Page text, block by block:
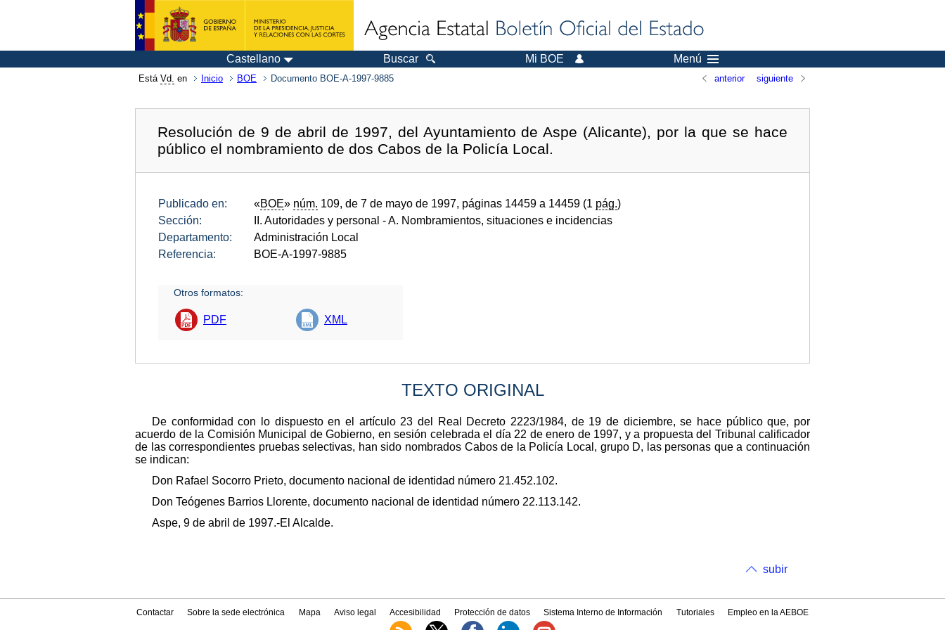
Castellano Buscar Mi BOE Menú
Está Vd. en Inicio BOE Documento BOE-A-1997-9885 anterior siguiente
Resolución de 9 de abril de 1997, del Ayuntamiento de Aspe (Alicante), por la que se hace
público el nombramiento de dos Cabos de la Policía Local.
Publicado en: «BOE» núm. 109, de 7 de mayo de 1997, páginas 14459 a 14459 (1 pág.)
Sección:
II. Autoridades y personal - A. Nombramientos, situaciones e incidencias
Departamento:
Administración Local
Referencia:
BOE-A-1997-9885
Otros formatos:
PDF XML
TEXTO ORIGINAL
De conformidad con lo dispuesto en el artículo 23 del Real Decreto 2223/1984, de 19 de diciembre, se hace público que, por
acuerdo de la Comisión Municipal de Gobierno, en sesión celebrada el día 22 de enero de 1997, y a propuesta del Tribunal calificador
de las correspondientes pruebas selectivas, han sido nombrados Cabos de la Policía Local, grupo D, las personas que a continuación
se indican:
Don Rafael Socorro Prieto, documento nacional de identidad número 21.452.102.
Don Teógenes Barrios Llorente, documento nacional de identidad número 22.113.142.
Aspe, 9 de abril de 1997.-El Alcalde.
subir
Contactar Sobre la sede electrónica Mapa Aviso legal Accesibilidad Protección de datos Sistema Interno de Información Tutoriales Empleo en la AEBOE